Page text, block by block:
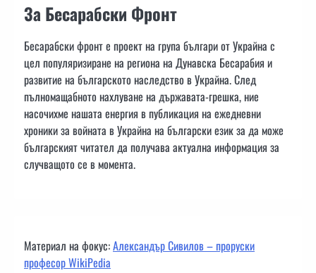
За Бесарабски Фронт
Бесарабски фронт е проект на група българи от Украйна с
цел популяризиране на региона на Дунавска Бесарабия и
развитие на българското наследство в Украйна. След
пълномащабното нахлуване на държавата-грешка, ние
насочихме нашата енергия в публикация на ежедневни
хроники за войната в Украйна на български език за да може
българският читател да получава актуална информация за
случващото се в момента.
Материал на фокус:Александър Сивилов – проруски
професор WikiPedia